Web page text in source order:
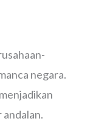
negara.